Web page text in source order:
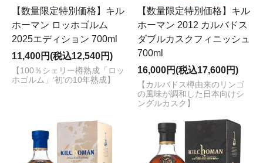
【数量限定特別価格】キル
ホーマン ロッホゴルム
2025エディション 700ml
11,400円(税込12,540円)
【100％シェリー樽熟成「ロッ
ホゴルム」‘初’の10年熟成】
【数量限定特別価格】キル
ホーマン 2012 カルバドス
ダブルカスクフィニッシュ
700ml
16,000円(税込17,600円)
【カルバドス樽由来のリンゴ
の風味が調和した日本向けシ
ングルカスク】